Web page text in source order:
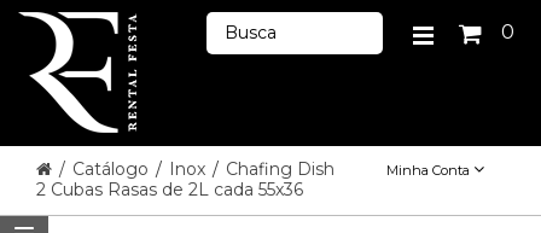
0
/ Catálogo / Inox / Chafing Dish
2 Cubas Rasas de 2L cada 55x36
Minha Conta